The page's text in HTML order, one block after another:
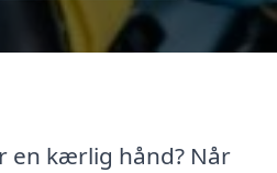
en kærlig hånd? Når